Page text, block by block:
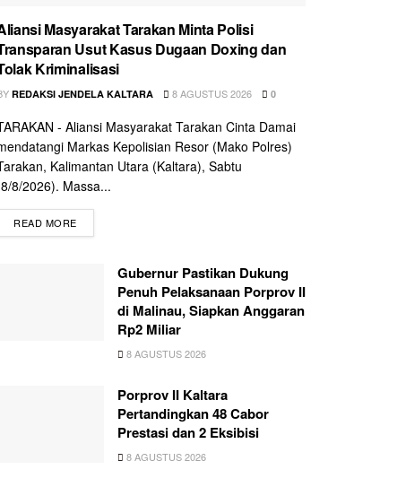
Masyarakat Tarakan Minta Polisi
Usut Kasus Dugaan Doxing dan
Kriminalisasi
REDAKSI JENDELA KALTARA 8 AGUSTUS 2026 0
- Aliansi Masyarakat Tarakan Cinta Damai
Markas Kepolisian Resor (Mako Polres)
Kalimantan Utara (Kaltara), Sabtu
8/2026). Massa...
READ MORE
Gubernur Pastikan Dukung
Penuh Pelaksanaan Porprov II
di Malinau, Siapkan Anggaran
Rp2 Miliar
8 AGUSTUS 2026
Porprov II Kaltara
Pertandingkan 48 Cabor
Prestasi dan 2 Eksibisi
8 AGUSTUS 2026